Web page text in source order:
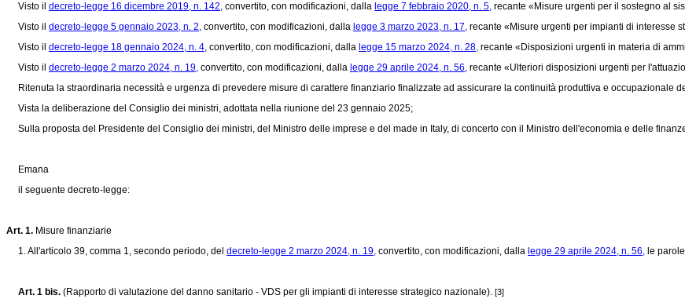
Visto il decreto-legge 16 dicembre 2019, n. 142, convertito, con modificazioni, dalla legge 7 febbraio 2020, n. 5, recante «Misure urgenti per il sostegno al
Visto il decreto-legge 5 gennaio 2023, n. 2, convertito, con modificazioni, dalla legge 3 marzo 2023, n. 17, recante «Misure urgenti per impianti di interesse
Visto il decreto-legge 18 gennaio 2024, n. 4, convertito, con modificazioni, dalla legge 15 marzo 2024, n. 28, recante «Disposizioni urgenti in materia di
Visto il decreto-legge 2 marzo 2024, n. 19, convertito, con modificazioni, dalla legge 29 aprile 2024, n. 56, recante «Ulteriori disposizioni urgenti per
Ritenuta la straordinaria necessità e urgenza di prevedere misure di carattere finanziario finalizzate ad assicurare la continuità produttiva e occupazionale
Vista la deliberazione del Consiglio dei ministri, adottata nella riunione del 23 gennaio 2025;
Sulla proposta del Presidente del Consiglio dei ministri, del Ministro delle imprese e del made in Italy, di concerto con il Ministro dell'economia e delle
Emana
il seguente decreto-legge:
Art. 1. Misure finanziarie
1. All'articolo 39, comma 1, secondo periodo, del decreto-legge 2 marzo 2024, n. 19, convertito, con modificazioni, dalla legge 29 aprile 2024, n. 56, le
Art. 1 bis. (Rapporto di valutazione del danno sanitario - VDS per gli impianti di interesse strategico nazionale). [3]